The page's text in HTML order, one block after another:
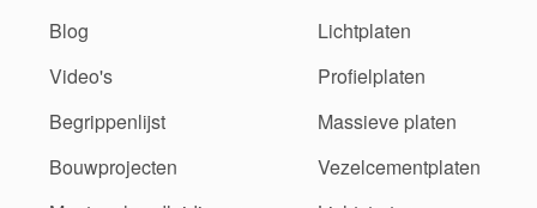
Blog
Video's
Begrippenlijst
Bouwprojecten
Lichtplaten
Profielplaten
Massieve platen
Vezelcementplaten